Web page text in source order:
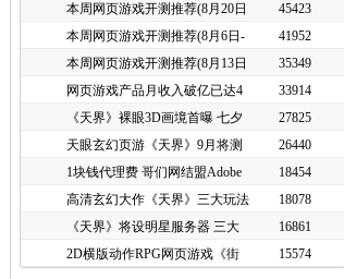
本周网页游戏开测推荐(8月20日
45423
本周网页游戏开测推荐(8月6日-
41952
本周网页游戏开测推荐(8月13日
35349
网页游戏产品月收入破亿已达4
33914
《天界》裸眼3D画境首曝 七夕
27825
天眼玄幻页游《天界》9月将测
26440
1块钱代理费 哥们网结盟Adobe
18454
高清玄幻大作《天界》三大玩法
18078
《天界》将设明星服务器 三大
16861
2D横版动作RPG网页游戏《街
15574